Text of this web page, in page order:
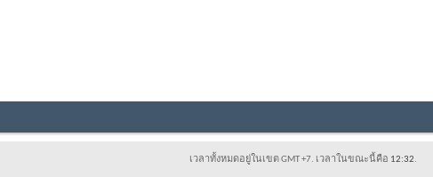
เวลาทั้งหมดอยู่ในเขต GMT +7. เวลาในขณะนี้คือ 12:32.